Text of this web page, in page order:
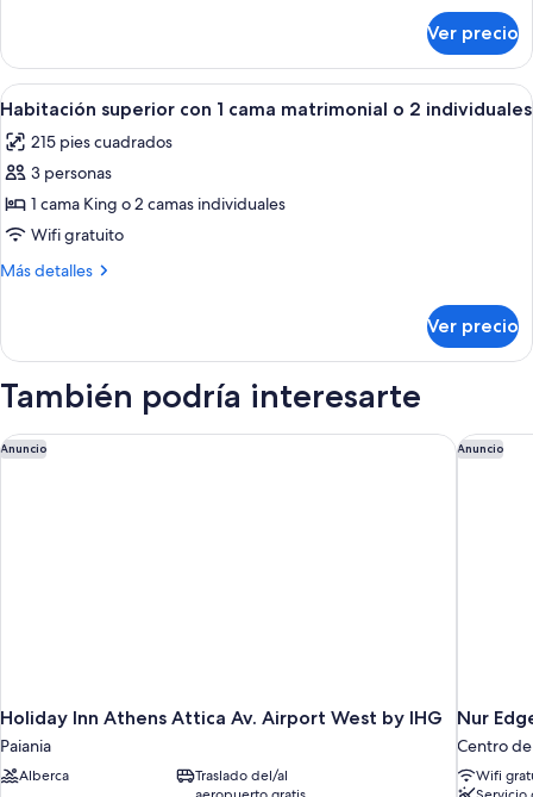
individual
clásica
Ver precio
Abrir
todas
las
fotos
de
Habitación
superior
cama
matrimonial
individuales
Una habitación de hotel con una
5
Habitación superior con 1 cama matrimonial o 2 individuales
215 pies cuadrados
3 personas
1 cama King o 2 camas individuales
Wifi gratuito
Más detalles
Más
superior
matrimonial
o
Ver precio
También podría interesarte
Anuncio
Holiday Inn Athens Attica Av. Airport West by IHG
Paiania
Alberca
Traslado del/al
Holiday Inn Athens Attica Av. Airport West by IHG Anuncio
Nur
Centro
Wifi
Nur